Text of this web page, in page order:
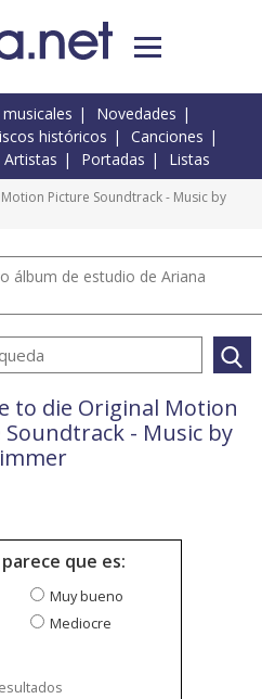
Novedades
históricos
Canciones
Artistas Portadas Listas
Picture Soundtrack - Music by
álbum de estudio de Ariana
to die Original Motion
Soundtrack - Music by
que es:
Muy bueno
Mediocre